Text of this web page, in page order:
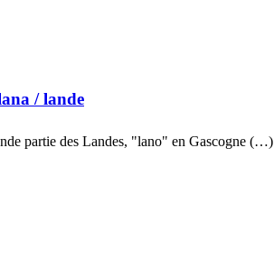
/ lande
partie des Landes, "lano" en Gascogne (…)